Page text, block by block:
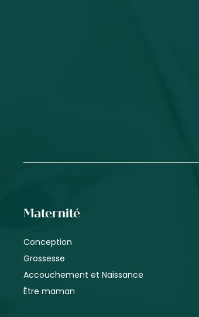
Maternité
Conception
Grossesse
Accouchement et Naissance
Être maman